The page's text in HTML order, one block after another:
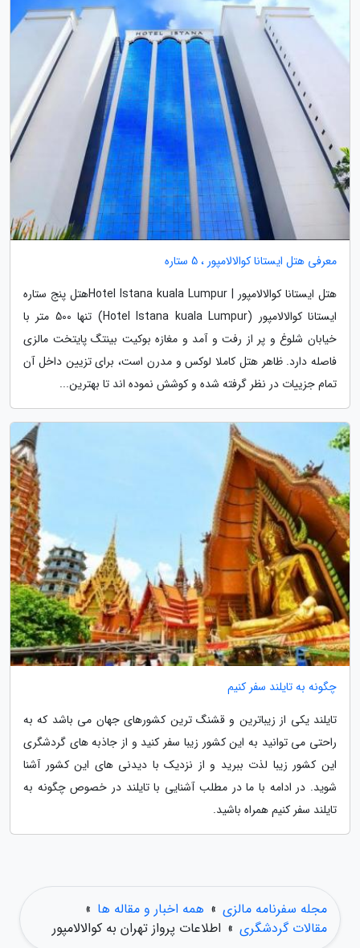
معرفی هتل ایستانا کوالالامپور ، 5 ستاره
هتل ایستانا کوالالامپور | Hotel Istana kuala Lumpurهتل پنج ستاره
ایستانا کوالالامپور (Hotel Istana kuala Lumpur) تنها 500 متر با
خیابان شلوغ و پر از رفت و آمد و مغازه بوکیت بینتگ پایتخت مالزی
فاصله دارد. ظاهر هتل کاملا لوکس و مدرن است، برای تزیین داخل آن
تمام جزییات در نظر گرفته شده و کوشش نموده اند تا بهترین...
چگونه به تایلند سفر کنیم
تایلند یکی از زیباترین و قشنگ ترین کشورهای جهان می باشد که به
راحتی می توانید به این کشور زیبا سفر کنید و از جاذبه های گردشگری
این کشور زیبا لذت ببرید و از نزدیک با دیدنی های این کشور آشنا
شوید. در ادامه با ما در مطلب آشنایی با تایلند در خصوص چگونه به
تایلند سفر کنیم همراه باشید.
مجله سفرنامه مالزی » همه اخبار و مقاله ها »
مقالات گردشگری » اطلاعات پرواز تهران به کوالالامپور